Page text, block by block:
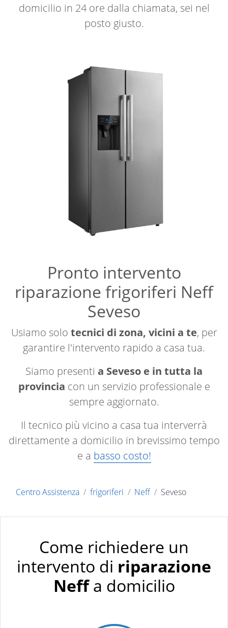
domicilio in 24 ore dalla chiamata, sei nel
posto giusto.
Pronto intervento
riparazione frigoriferi Neff
Seveso
Usiamo solo tecnici di zona, vicini a te, per
garantire l'intervento rapido a casa tua.
Siamo presenti a Seveso e in tutta la
provincia con un servizio professionale e
sempre aggiornato.
Il tecnico più vicino a casa tua interverrà
direttamente a domicilio in brevissimo tempo
e a basso costo!
Centro Assistenza frigoriferi Neff Seveso
Come richiedere un
intervento di riparazione
Neffa domicilio